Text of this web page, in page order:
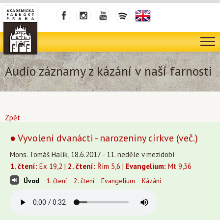
Audio záznamy z kázání v naší farnosti
Zpět
● Vyvolení dvanácti - narozeniny církve (več.)
Mons. Tomáš Halík, 18.6.2017 - 11. neděle v mezidobí
1. čtení: Ex 19,2 | 2. čtení: Řím 5,6 | Evangelium: Mt 9,36
Úvod 1. čtení 2. čtení Evangelium Kázání